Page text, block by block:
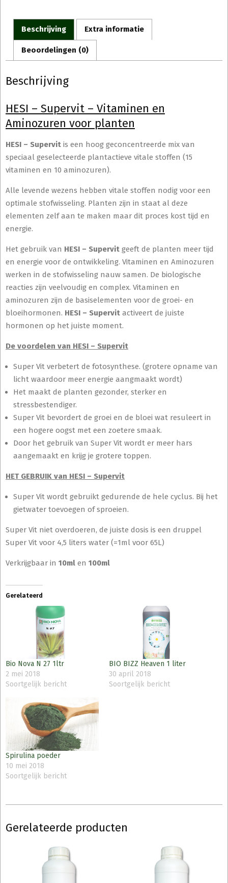
Beschrijving Extra informatie
Beoordelingen (0)
Beschrijving
HESI – Supervit – Vitaminen en
Aminozuren voor planten
HESI – Supervit is een hoog geconcentreerde mix van
speciaal geselecteerde plantactieve vitale stoffen (15
vitaminen en 10 aminozuren).
Alle levende wezens hebben vitale stoffen nodig voor een
optimale stofwisseling. Planten zijn in staat al deze
elementen zelf aan te maken maar dit proces kost tijd en
energie.
Het gebruik van HESI – Supervit geeft de planten meer tijd
en energie voor de ontwikkeling. Vitaminen en Aminozuren
werken in de stofwisseling nauw samen. De biologische
reacties zijn veelvoudig en complex. Vitaminen en
aminozuren zijn de basiselementen voor de groei- en
bloeihormonen. HESI – Supervit activeert de juiste
hormonen op het juiste moment.
De voordelen van HESI – Supervit
Super Vit verbetert de fotosynthese. (grotere opname van
licht waardoor meer energie aangmaakt wordt)
Het maakt de planten gezonder, sterker en
stressbestendiger.
Super Vit bevordert de groei en de bloei wat resuleert in
een hogere oogst met een zoetere smaak.
Door het gebruik van Super Vit wordt er meer hars
aangemaakt en krijg je grotere toppen.
HET GEBRUIK van HESI – Supervit
Super Vit wordt gebruikt gedurende de hele cyclus. Bij het
gietwater toevoegen of sproeien.
Super Vit niet overdoeren, de juiste dosis is een druppel
Super Vit voor 4,5 liters water (=1ml voor 65L)
Verkrijgbaar in 10ml en 100ml
Gerelateerd
Bio Nova N 27 1ltr
2 mei 2018
Soortgelijk bericht
BIO BIZZ Heaven 1 liter
30 april 2018
Soortgelijk bericht
Spirulina poeder
10 mei 2018
Soortgelijk bericht
Gerelateerde producten